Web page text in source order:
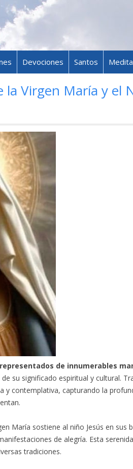
Skip to
Devociones Santos
la Virgen María y el
de innumerables
su significado espiritual y cultural.
y contemplativa, capturando la
María sostiene al niño Jesús en sus
de alegría. Esta
tradiciones.